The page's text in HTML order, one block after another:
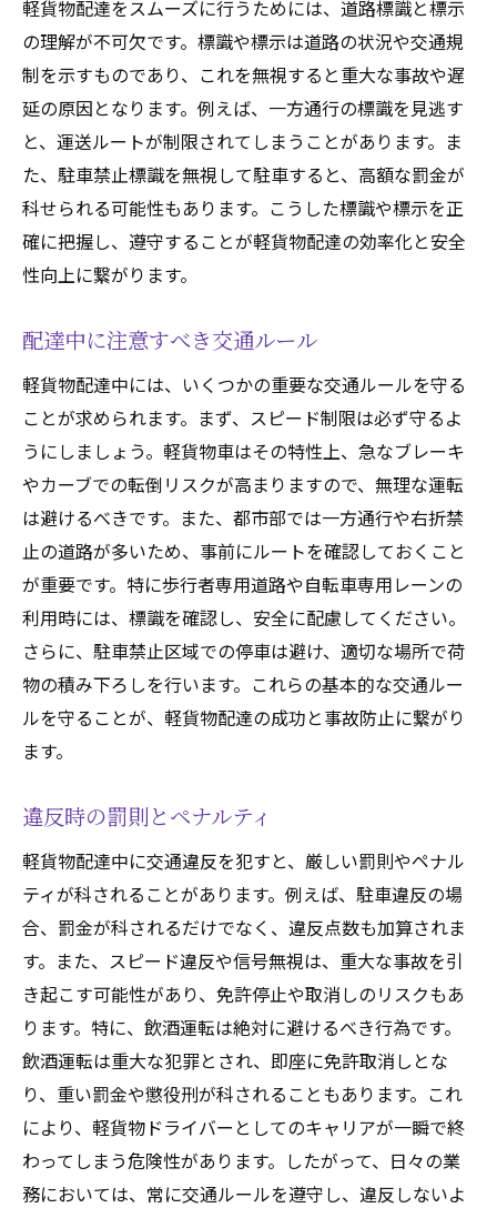
軽貨物配達をスムーズに行うためには、道路標識と標示
の理解が不可欠です。標識や標示は道路の状況や交通規
制を示すものであり、これを無視すると重大な事故や遅
延の原因となります。例えば、一方通行の標識を見逃す
と、運送ルートが制限されてしまうことがあります。ま
た、駐車禁止標識を無視して駐車すると、高額な罰金が
科せられる可能性もあります。こうした標識や標示を正
確に把握し、遵守することが軽貨物配達の効率化と安全
性向上に繋がります。
配達中に注意すべき交通ルール
軽貨物配達中には、いくつかの重要な交通ルールを守る
ことが求められます。まず、スピード制限は必ず守るよ
うにしましょう。軽貨物車はその特性上、急なブレーキ
やカーブでの転倒リスクが高まりますので、無理な運転
は避けるべきです。また、都市部では一方通行や右折禁
止の道路が多いため、事前にルートを確認しておくこと
が重要です。特に歩行者専用道路や自転車専用レーンの
利用時には、標識を確認し、安全に配慮してください。
さらに、駐車禁止区域での停車は避け、適切な場所で荷
物の積み下ろしを行います。これらの基本的な交通ルー
ルを守ることが、軽貨物配達の成功と事故防止に繋がり
ます。
違反時の罰則とペナルティ
軽貨物配達中に交通違反を犯すと、厳しい罰則やペナル
ティが科されることがあります。例えば、駐車違反の場
合、罰金が科されるだけでなく、違反点数も加算されま
す。また、スピード違反や信号無視は、重大な事故を引
き起こす可能性があり、免許停止や取消しのリスクもあ
ります。特に、飲酒運転は絶対に避けるべき行為です。
飲酒運転は重大な犯罪とされ、即座に免許取消しとな
り、重い罰金や懲役刑が科されることもあります。これ
により、軽貨物ドライバーとしてのキャリアが一瞬で終
わってしまう危険性があります。したがって、日々の業
務においては、常に交通ルールを遵守し、違反しないよ